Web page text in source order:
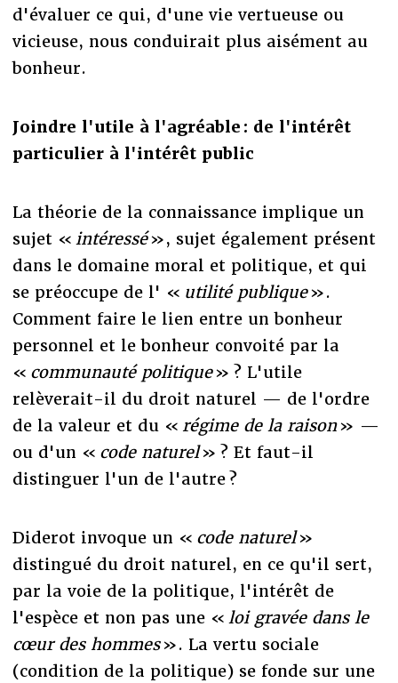
d'évaluer ce qui, d'une vie vertueuse ou
vicieuse, nous conduirait plus aisément au
bonheur.
Joindre l'utile à l'agréable : de l'intérêt
particulier à l'intérêt public
La théorie de la connaissance implique un
sujet « intéressé», sujet également présent
dans le domaine moral et politique, et qui
se préoccupe de l' « utilité publique».
Comment faire le lien entre un bonheur
personnel et le bonheur convoité par la
« communauté politique» ? L'utile
relèverait-il du droit naturel — de l'ordre
de la valeur et du « régime de la raison» —
ou d'un « code naturel» ? Et faut-il
distinguer l'un de l'autre ?
Diderot invoque un « code naturel»
distingué du droit naturel, en ce qu'il sert,
par la voie de la politique, l'intérêt de
l'espèce et non pas une « loi gravée dans le
cœur des hommes». La vertu sociale
(condition de la politique) se fonde sur une